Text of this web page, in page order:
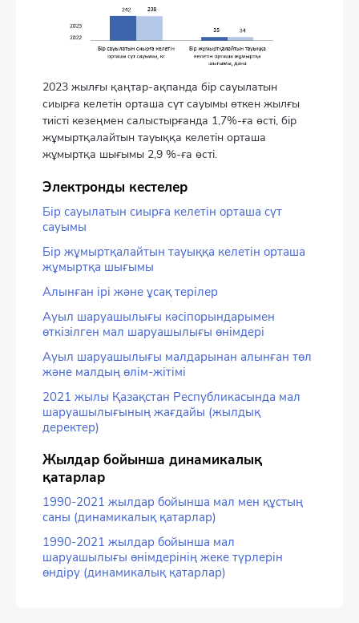
2023 жылғы қаңтар-ақпанда бір сауылатын
сиырға келетін орташа сүт сауымы өткен жылғы
тиісті кезеңмен салыстырғанда 1,7%-ға өсті, бір
жұмыртқалайтын тауыққа келетін орташа
жұмыртқа шығымы 2,9 %-ға өсті.
Электронды кестелер
Бір сауылатын сиырға келетін орташа сүт
сауымы
Бір жұмыртқалайтын тауыққа келетін орташа
жұмыртқа шығымы
Алынған ірі және ұсақ терілер
Ауыл шаруашылығы кәсіпорындарымен
өткізілген мал шаруашылығы өнімдері
Ауыл шаруашылығы малдарынан алынған төл
және малдың өлім-жітімі
2021 жылы Қазақстан Республикасында мал
шаруашылығының жағдайы (жылдық
деректер)
Жылдар бойынша динамикалық
қатарлар
1990-2021 жылдар бойынша мал мен құстың
саны (динамикалық қатарлар)
1990-2021 жылдар бойынша мал
шаруашылығы өнімдерінің жеке түрлерін
өндіру (динамикалық қатарлар)